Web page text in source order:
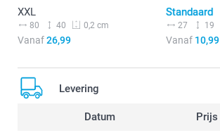
XXL
80 40 0,2 cm
Vanaf26,99
Standaard
27 19
Vanaf10,99
Levering
Datum Prijs